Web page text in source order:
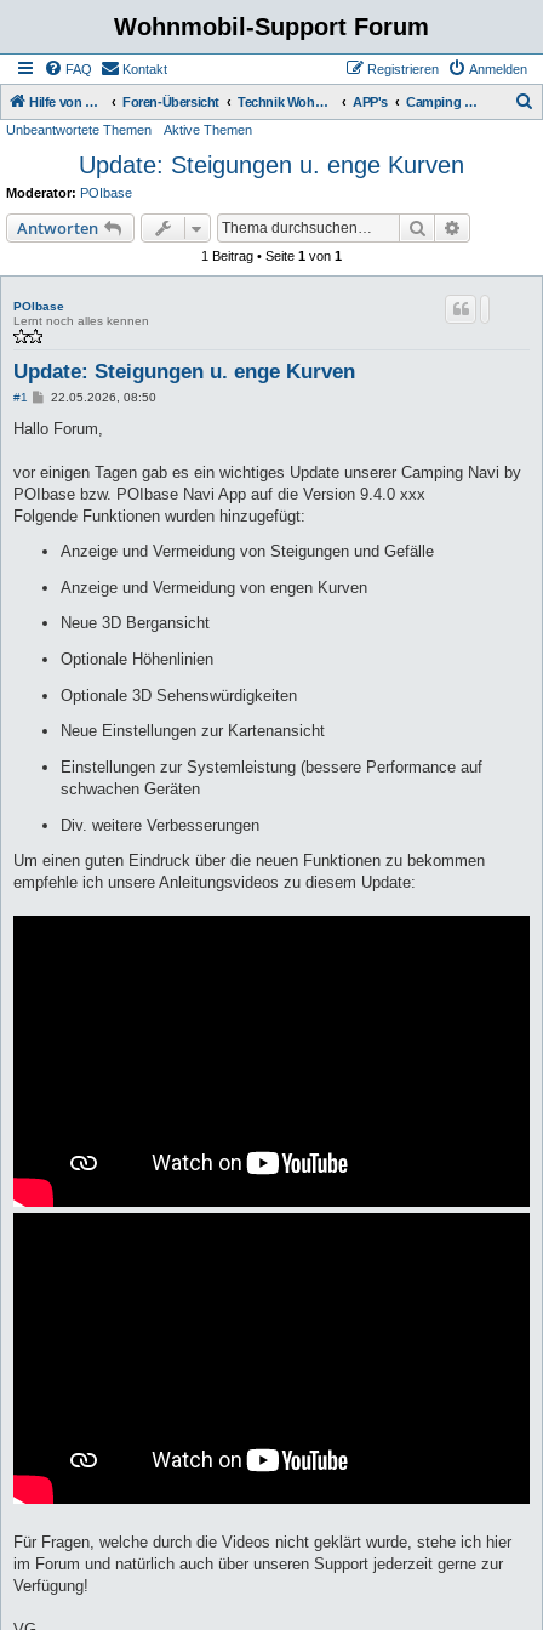
Wohnmobil-Support Forum
FAQ Kontakt Anmelden
Registrieren
Hilfe von Womo Fans für Womo Besitzer Foren-Übersicht Technik Wohnmobil APP's Camping Navi by POIbase
Unbeantwortete Themen Aktive Themen
Update: Steigungen u. enge Kurven
Moderator: POIbase
Antworten Suche
1 Beitrag • Seite 1 von 1
POIbase
Lernt noch alles kennen
Update: Steigungen u. enge Kurven
#1
B
i
a
22.05.2026, 08:50
Hallo Forum,
vor einigen Tagen gab es ein wichtiges Update unserer Camping Navi by
POIbase bzw. POIbase Navi App auf die Version 9.4.0 xxx
Folgende Funktionen wurden hinzugefügt:
Anzeige und Vermeidung von Steigungen und Gefälle
Anzeige und Vermeidung von engen Kurven
Neue 3D Bergansicht
Optionale Höhenlinien
Optionale 3D Sehenswürdigkeiten
Neue Einstellungen zur Kartenansicht
Einstellungen zur Systemleistung (bessere Performance auf
schwachen Geräten
Div. weitere Verbesserungen
Um einen guten Eindruck über die neuen Funktionen zu bekommen
empfehle ich unsere Anleitungsvideos zu diesem Update:
Für Fragen, welche durch die Videos nicht geklärt wurde, stehe ich hier
im Forum und natürlich auch über unseren Support jederzeit gerne zur
Verfügung!